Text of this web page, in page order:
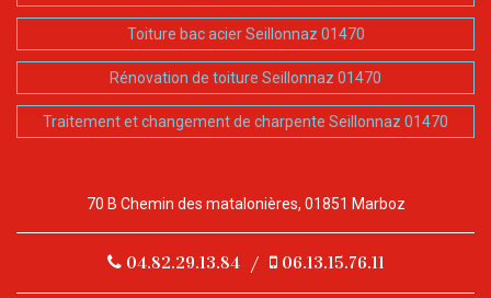
Toiture bac acier Seillonnaz 01470
Rénovation de toiture Seillonnaz 01470
Traitement et changement de charpente Seillonnaz 01470
70 B Chemin des matalonières, 01851 Marboz
04.82.29.13.84 / 06.13.15.76.11